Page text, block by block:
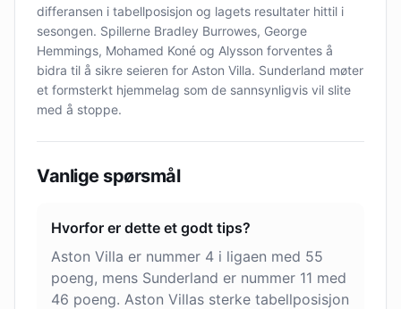
differansen i tabellposisjon og lagets resultater hittil i
sesongen. Spillerne Bradley Burrowes, George
Hemmings, Mohamed Koné og Alysson forventes å
bidra til å sikre seieren for Aston Villa. Sunderland møter
et formsterkt hjemmelag som de sannsynligvis vil slite
med å stoppe.
Vanlige spørsmål
Hvorfor er dette et godt tips?
Aston Villa er nummer 4 i ligaen med 55
poeng, mens Sunderland er nummer 11 med
46 poeng. Aston Villas sterke tabellposisjon